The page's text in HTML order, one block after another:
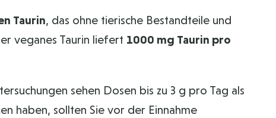
Taurin, das ohne tierische Bestandteile und
veganes Taurin liefert 1000 mg Taurin pro
sehen Dosen bis zu 3 g pro Tag als
haben, sollten Sie vor der Einnahme